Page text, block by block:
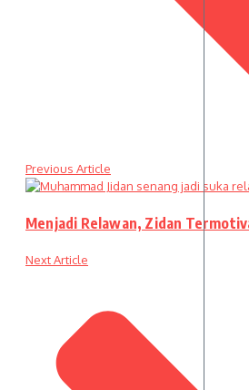
Previous Article
Menjadi Relawan, Zidan
Next Article